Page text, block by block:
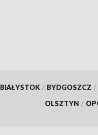
BIAŁYSTOK / BYDGOSZCZ /
OLSZTYN /